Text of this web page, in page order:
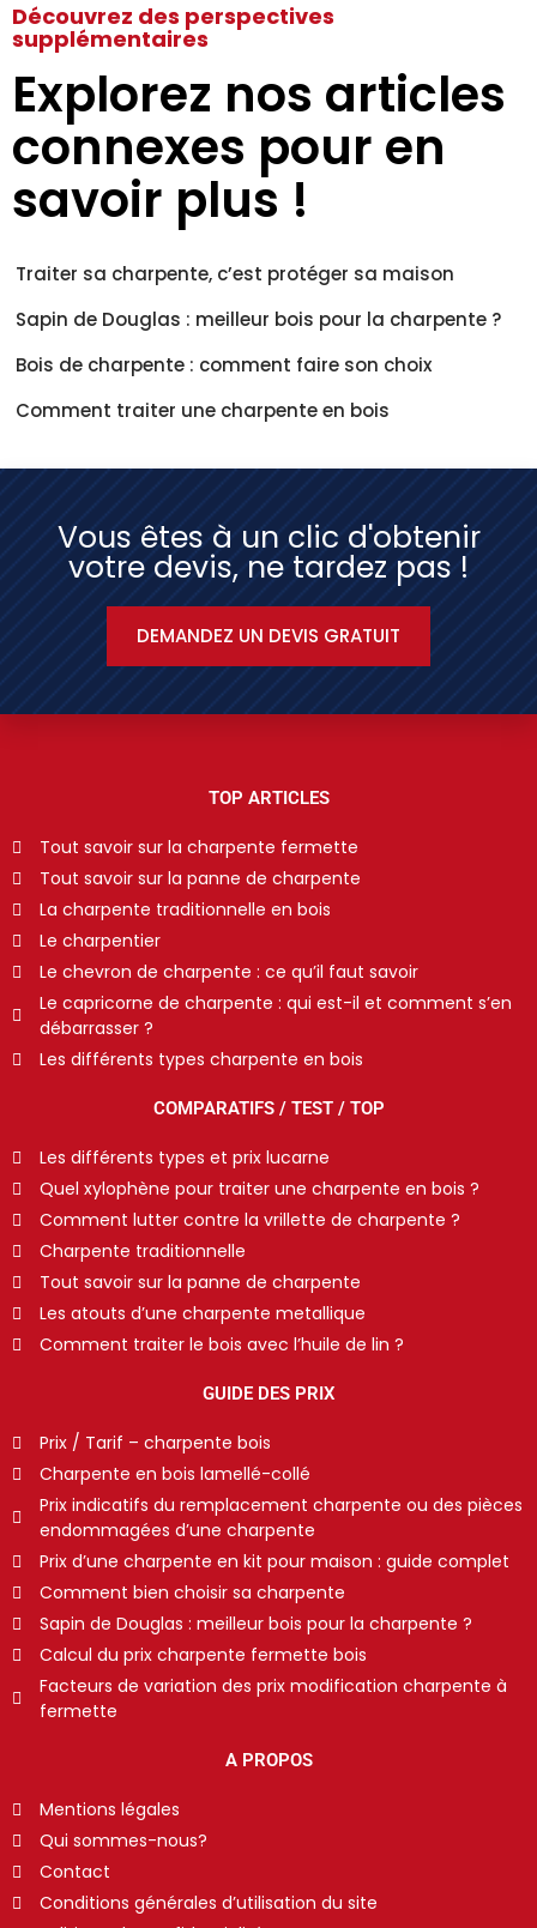
Découvrez des perspectives
supplémentaires
Explorez nos articles
connexes pour en
savoir plus !
Traiter sa charpente, c’est protéger sa maison
Sapin de Douglas : meilleur bois pour la charpente ?
Bois de charpente : comment faire son choix
Comment traiter une charpente en bois
Vous êtes à un clic d'obtenir
votre devis, ne tardez pas !
DEMANDEZ UN DEVIS GRATUIT
TOP ARTICLES
Tout savoir sur la charpente fermette
Tout savoir sur la panne de charpente
La charpente traditionnelle en bois
Le charpentier
Le chevron de charpente : ce qu’il faut savoir
Le capricorne de charpente : qui est-il et comment s’en
débarrasser ?
Les différents types charpente en bois
COMPARATIFS / TEST / TOP
Les différents types et prix lucarne
Quel xylophène pour traiter une charpente en bois ?
Comment lutter contre la vrillette de charpente ?
Charpente traditionnelle
Tout savoir sur la panne de charpente
Les atouts d’une charpente metallique
Comment traiter le bois avec l’huile de lin ?
GUIDE DES PRIX
Prix / Tarif – charpente bois
Charpente en bois lamellé-collé
Prix indicatifs du remplacement charpente ou des pièces
endommagées d’une charpente
Prix d’une charpente en kit pour maison : guide complet
Comment bien choisir sa charpente
Sapin de Douglas : meilleur bois pour la charpente ?
Calcul du prix charpente fermette bois
Facteurs de variation des prix modification charpente à
fermette
A PROPOS
Mentions légales
Qui sommes-nous?
Contact
Conditions générales d’utilisation du site